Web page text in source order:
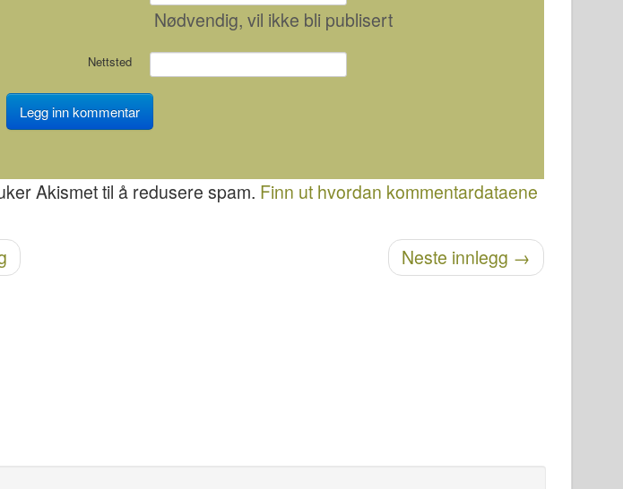
Nødvendig, vil ikke bli publisert
Nettsted
Akismet til å redusere spam. Finn ut hvordan kommentardataene
Neste innlegg →